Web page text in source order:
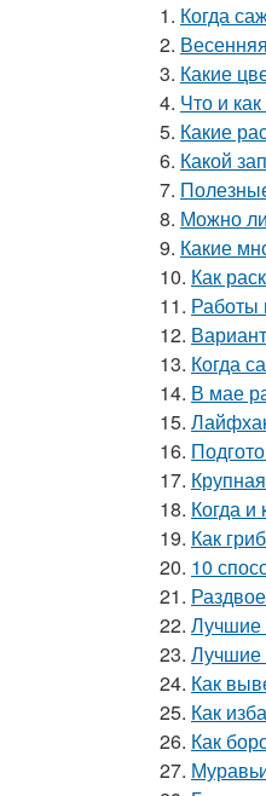
1. Когда
2.
3. Какие
4. Что и
5. Какие
6. Какой
7.
8. Можно
9. Какие
10. Как
11. Работы
12.
13. Когда
14. В мае
15.
16.
17.
18. Когда
19. Как
20. 10
21.
22. Лучшие
23. Лучшие
24. Как
25. Как
26. Как
27.